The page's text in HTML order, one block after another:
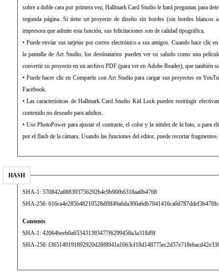
sobre a doble cara por primera vez, Hallmark Card Studio le hará preguntas para
segunda página. Si tiene un proyecto de diseño sin bordes (sin bordes blancos
impresora que admite esta función, sus felicitaciones son de calidad tipográfica.
• Puede enviar sus tarjetas por correo electrónico a sus amigos. Cuando hace clic
la pantalla de Art Studio, los destinatarios pueden ver su saludo como una
convertir su proyecto en un archivo PDF (para ver en Adobe Reader), que también
• Puede hacer clic en Compartir con Art Studio para cargar sus proyectos en
Facebook.
• Las características de Hallmark Card Studio Kid Lock pueden restringir
contenido no deseado para adultos.
• Use PhotoPower para ajustar el contraste, el color y la nitidez de la foto, o para
por el flash de la cámara. Usando las funciones del editor, puede recortar
HASH
SHA-1: 570842a088393756292b4c9b90fb6318aa0b4768
SHA-256:
Contents
SHA-1: 42064beeb0a653431393477f6299458a3a318d9f
SHA-256: